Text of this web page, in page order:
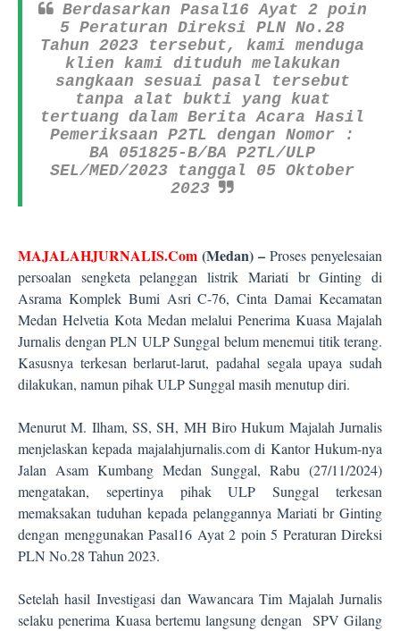
Berdasarkan Pasal16 Ayat 2 poin
5 Peraturan Direksi PLN No.28
Tahun 2023 tersebut, kami menduga
klien kami dituduh melakukan
sangkaan sesuai pasal tersebut
tanpa alat bukti yang kuat
tertuang dalam Berita Acara Hasil
Pemeriksaan P2TL dengan Nomor :
BA 051825-B/BA P2TL/ULP
SEL/MED/2023 tanggal 05 Oktober
2023
MAJALAHJURNALIS.Com (Medan) – Proses penyelesaian
persoalan sengketa pelanggan listrik Mariati br Ginting di
Asrama Komplek Bumi Asri C-76, Cinta Damai Kecamatan
Medan Helvetia Kota Medan melalui Penerima Kuasa Majalah
Jurnalis dengan PLN ULP Sunggal belum menemui titik terang.
Kasusnya terkesan berlarut-larut, padahal segala upaya sudah
dilakukan, namun pihak ULP Sunggal masih menutup diri.
Menurut M. Ilham, SS, SH, MH Biro Hukum Majalah Jurnalis
menjelaskan kepada majalahjurnalis.com di Kantor Hukum-nya
Jalan Asam Kumbang Medan Sunggal, Rabu (27/11/2024)
mengatakan, sepertinya pihak ULP Sunggal terkesan
memaksakan tuduhan kepada pelanggannya Mariati br Ginting
dengan menggunakan Pasal16 Ayat 2 poin 5 Peraturan Direksi
PLN No.28 Tahun 2023.
Setelah hasil Investigasi dan Wawancara Tim Majalah Jurnalis
selaku penerima Kuasa bertemu langsung dengan
SPV Gilang